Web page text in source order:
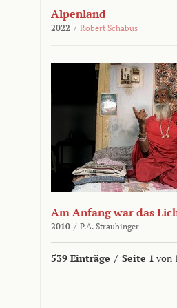
Alpenland
2022 / Robert Schabus
Am Anfang war das
2010 / P.A. Straubinger
539 Einträge / Seite 1 von